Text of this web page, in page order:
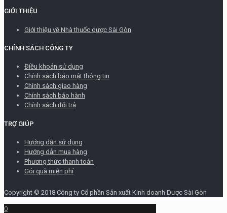
GIỚI THIỆU
Giới thiệu về Nhà thuốc dược Sài Gòn
CHÍNH SÁCH CÔNG TY
Điều khoản sử dụng
Chính sách bảo mật thông tin
Chính sách giao hàng
Chính sách bảo hành
Chính sách đổi trả
TRỢ GIÚP
Hướng dẫn sử dụng
Hướng dẫn mua hàng
Phương thức thanh toán
Gói quà miễn phí
Copyright © 2018 Công ty Cổ phần Sản xuất Kinh doanh Dược Sài Gòn
0